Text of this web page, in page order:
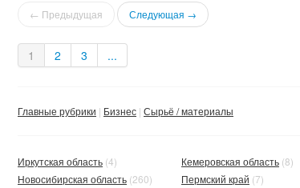
← Предыдущая Следующая →
1 2 3 ...
Главные рубрики Бизнес Сырьё / материалы
Иркутская область (4)
Новосибирская область (260)
Кемеровская область (8)
Пермский край (7)